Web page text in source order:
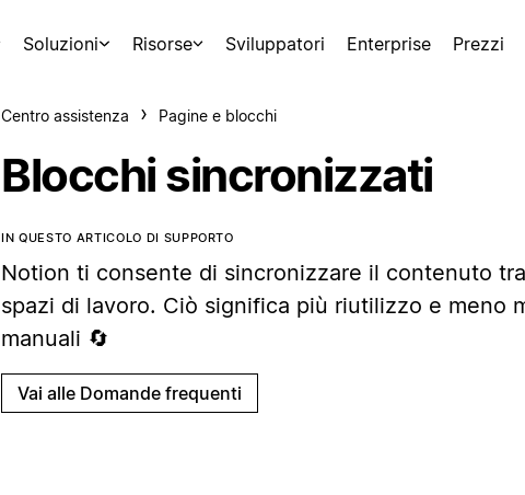
Soluzioni Risorse Sviluppatori Enterprise Prezzi
Centro assistenza Pagine e blocchi
Blocchi sincronizzati
IN QUESTO ARTICOLO DI SUPPORTO
Notion ti consente di sincronizzare il contenuto
spazi di lavoro. Ciò significa più riutilizzo e meno
manuali 🔄
Vai alle Domande frequenti